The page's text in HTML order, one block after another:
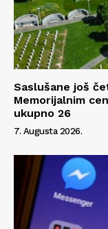
Impressum
Saslušane još
Memorijalnim
ukupno 26
7. Augusta 2026.